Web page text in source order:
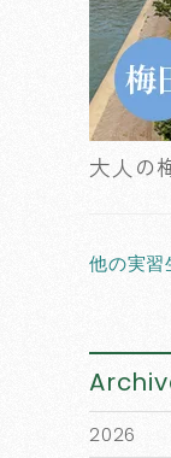
大人の
他の実習
2026